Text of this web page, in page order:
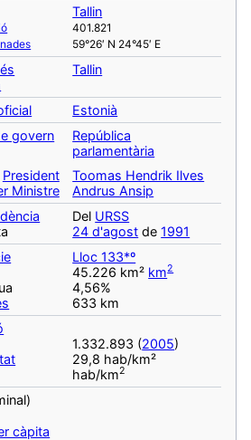
Tallin
401.821
59°26′ N 24°45′ E
Tallin
Estonià
govern
República
parlamentària
President
Ministre
Toomas Hendrik Ilves
Andrus Ansip
Del URSS
24 d'agost de1991
Lloc 133*º
45.226 km² km2
4,56%
633 km
1.332.893 (2005)
29,8 hab/km²
hab/km2
càpita